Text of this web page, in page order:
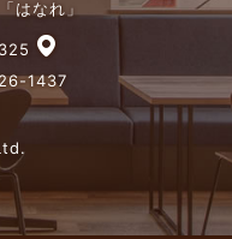
はなれ」
1437